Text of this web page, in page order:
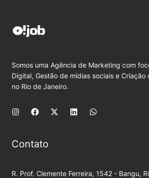
Somos uma Agência de Marketing com
Digital, Gestão de mídias sociais e Criação
no Rio de Janeiro.
Contato
R. Prof. Clemente Ferreira, 1542 - Bangu,